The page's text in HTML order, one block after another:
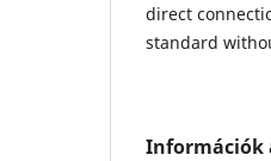
direct
standard
Információk